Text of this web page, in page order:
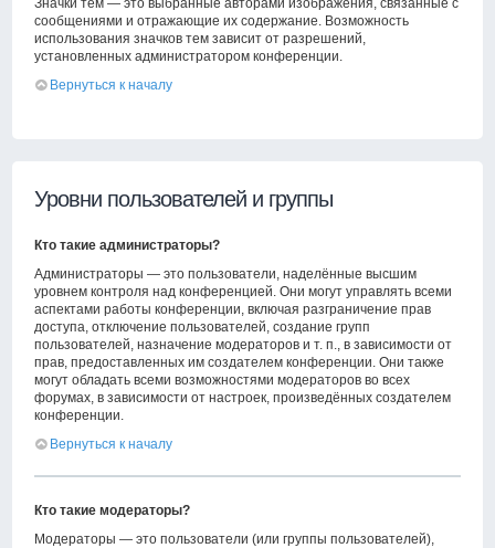
Значки тем — это выбранные авторами изображения, связанные с
сообщениями и отражающие их содержание. Возможность
использования значков тем зависит от разрешений,
установленных администратором конференции.
Вернуться к началу
Уровни пользователей и группы
Кто такие администраторы?
Администраторы — это пользователи, наделённые высшим
уровнем контроля над конференцией. Они могут управлять всеми
аспектами работы конференции, включая разграничение прав
доступа, отключение пользователей, создание групп
пользователей, назначение модераторов и т. п., в зависимости от
прав, предоставленных им создателем конференции. Они также
могут обладать всеми возможностями модераторов во всех
форумах, в зависимости от настроек, произведённых создателем
конференции.
Вернуться к началу
Кто такие модераторы?
Модераторы — это пользователи (или группы пользователей),